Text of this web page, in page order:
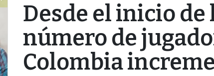
Desde el inicio
número de
Colombia